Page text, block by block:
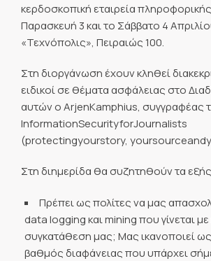
κερδοσκοπική εταιρεία
Παρασκευή 3 και το Σάββατο 4
«Τεχνόπολις», Πειραιώς 100.
Στη διοργάνωση έχουν κληθεί
ειδικοί σε θέματα ασφάλειας στο
αυτών ο ΑrjenKamphius, συγγραφέας
InformationSecurityforJournalists
(protectingyourstory,
Στη διημερίδα θα συζητηθούν τα
Πρέπει ως πολίτες να μας
data logging και mining που γίνεται
συγκατάθεση μας; Μας ικανοποιεί
βαθμός διαφάνειας που υπάρχει